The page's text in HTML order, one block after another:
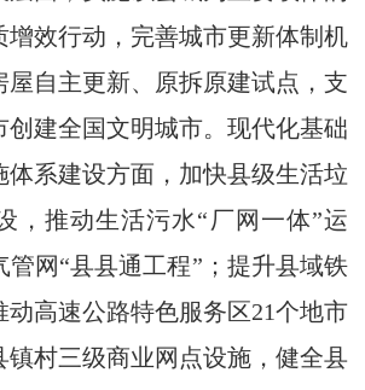
增效行动，完善城市更新体制机
屋自主更新、原拆原建试点，支
创建全国文明城市。现代化基础
体系建设方面，加快县级生活垃
，推动生活污水“厂网一体”运
管网“县县通工程”；提升县域铁
动高速公路特色服务区21个地市
镇村三级商业网点设施，健全县